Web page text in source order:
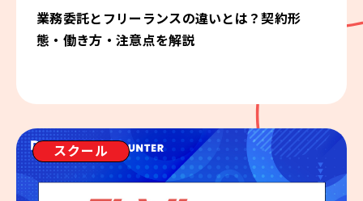
業務委託とフリーランスの違いとは？契約形
態・働き方・注意点を解説
スクール